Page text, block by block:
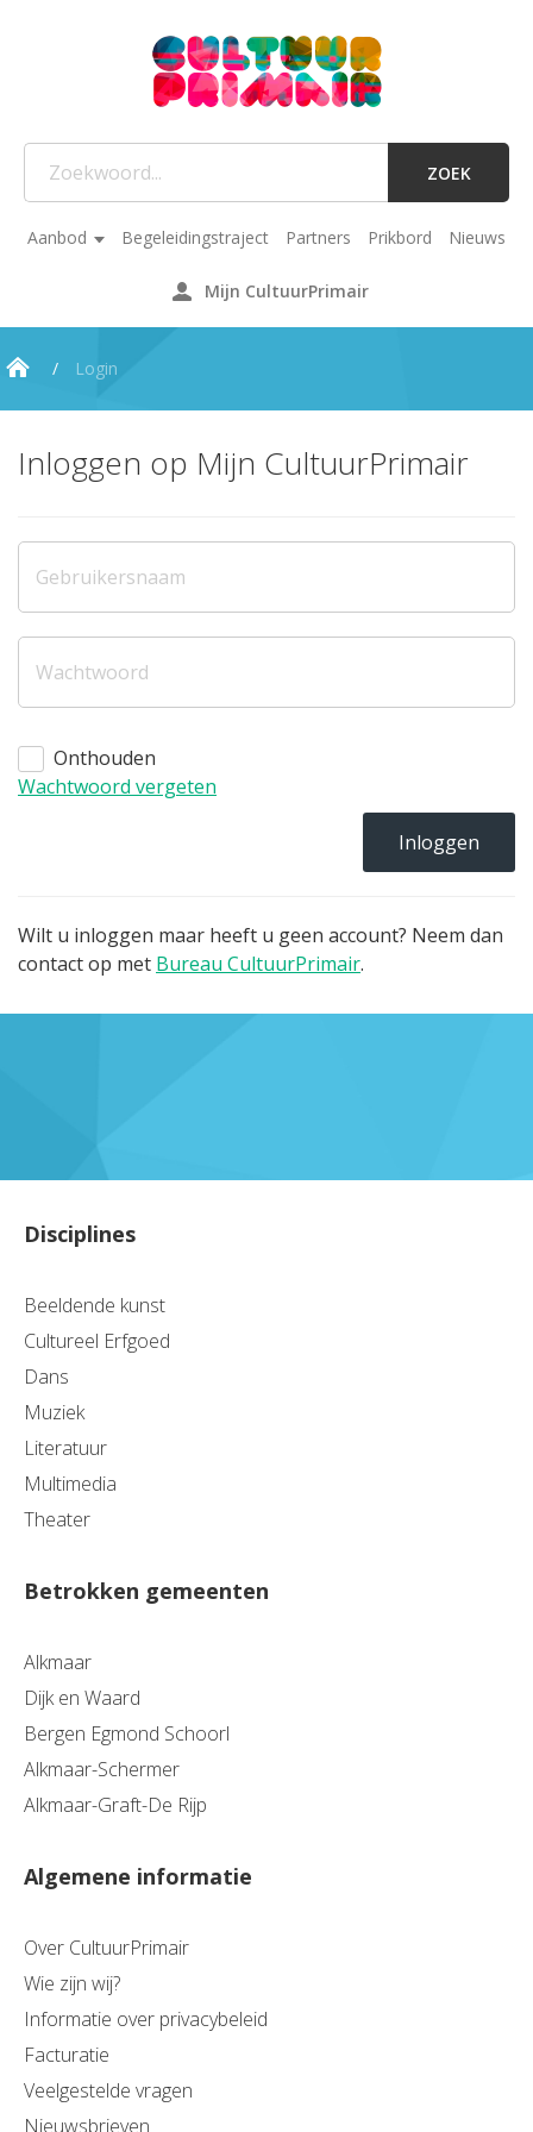
ZOEK
Aanbod Begeleidingstraject Partners Prikbord Nieuws
Mijn CultuurPrimair
Login
Inloggen op Mijn CultuurPrimair
Onthouden
Wachtwoord vergeten
Inloggen
Wilt u inloggen maar heeft u geen account? Neem dan
contact op met Bureau CultuurPrimair.
Disciplines
Beeldende kunst
Cultureel Erfgoed
Dans
Muziek
Literatuur
Multimedia
Theater
Betrokken gemeenten
Alkmaar
Dijk en Waard
Bergen Egmond Schoorl
Alkmaar-Schermer
Alkmaar-Graft-De Rijp
Algemene informatie
Over CultuurPrimair
Wie zijn wij?
Informatie over privacybeleid
Facturatie
Veelgestelde vragen
Nieuwsbrieven